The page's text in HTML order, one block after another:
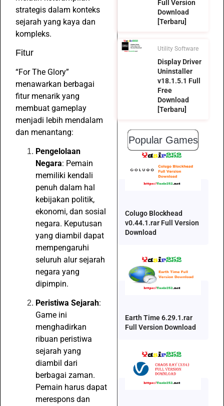
strategis dalam konteks
sejarah yang kaya dan
kompleks.
Fitur
“For The Glory”
menawarkan berbagai
fitur menarik yang
membuat gameplay
menjadi lebih mendalam
dan menantang:
Pengelolaan
Negara: Pemain
memiliki kendali
penuh dalam hal
kebijakan politik,
ekonomi, dan sosial
negara. Keputusan
yang diambil dapat
mempengaruhi
seluruh alur sejarah
negara yang
dipimpin.
Peristiwa Sejarah:
Game ini
menghadirkan
ribuan peristiwa
sejarah yang
diambil dari
berbagai zaman.
Pemain harus dapat
merespons dan
Full Version
Download
[Terbaru]
Utility Software
Display Driver
Uninstaller
v18.1.5.1 Full
Free
Download
[Terbaru]
Popular Games
Colugo Blockhead
v0.44.1.rar Full Version
Download
Earth Time 6.29.1.rar
Full Version Download